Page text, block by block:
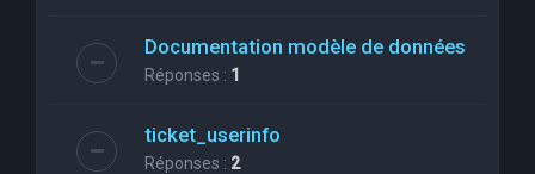
Documentation modèle de données
Réponses : 1
ticket_userinfo
Réponses : 2